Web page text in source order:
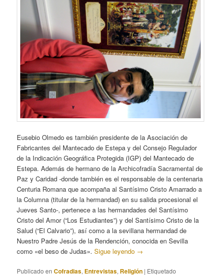
Eusebio Olmedo es también presidente de la Asociación de
Fabricantes del Mantecado de Estepa y del Consejo Regulador
de la Indicación Geográfica Protegida (IGP) del Mantecado de
Estepa. Además de hermano de la Archicofradía Sacramental de
Paz y Caridad -donde también es el responsable de la centenaria
Centuria Romana que acompaña al Santísimo Cristo Amarrado a
la Columna (titular de la hermandad) en su salida procesional el
Jueves Santo-, pertenece a las hermandades del Santísimo
Cristo del Amor (“Los Estudiantes”) y del Santísimo Cristo de la
Salud (“El Calvario”), así como a la sevillana hermandad de
Nuestro Padre Jesús de la Rendención, conocida en Sevilla
como «el beso de Judas».Sigue leyendo →
Publicado en Cofradias, Entrevistas, Religión | Etiquetado